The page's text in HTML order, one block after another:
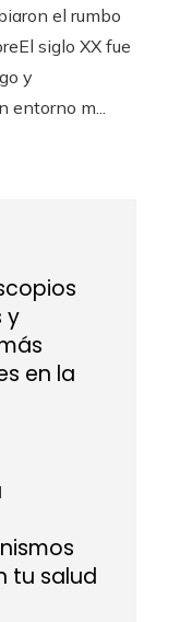
el rumbo
siglo XX fue
y
entorno m...
y
en la
tu salud